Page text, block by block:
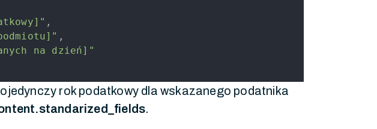
,
,
na dzień]"
rok podatkowy dla wskazanego podatnika
.